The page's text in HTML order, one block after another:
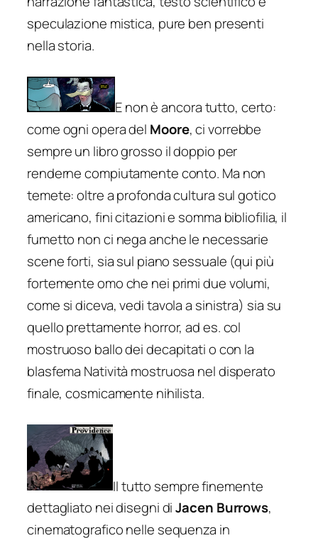
speculazione mistica, pure ben presenti
nella storia.
E non è ancora tutto, certo:
come ogni opera del Moore, ci vorrebbe
sempre un libro grosso il doppio per
renderne compiutamente conto. Ma non
temete: oltre a profonda cultura sul gotico
americano, fini citazioni e somma bibliofilia, il
fumetto non ci nega anche le necessarie
scene forti, sia sul piano sessuale (qui più
fortemente omo che nei primi due volumi,
come si diceva, vedi tavola a sinistra) sia su
quello prettamente horror, ad es. col
mostruoso ballo dei decapitati o con la
blasfema Natività mostruosa nel disperato
finale, cosmicamente nihilista.
Il tutto sempre finemente
dettagliato nei disegni diJacen Burrows,
cinematografico nelle sequenza in